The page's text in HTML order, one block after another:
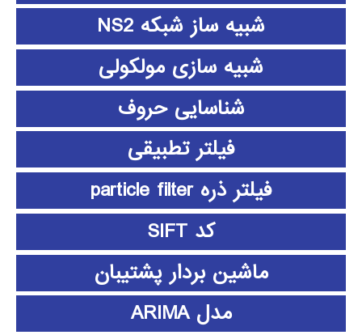
شبیه ساز شبکه NS2
شبیه سازی مولکولی
شناسایی حروف
فیلتر تطبیقی
فیلتر ذره particle filter
کد SIFT
ماشین بردار پشتیبان
مدل ARIMA